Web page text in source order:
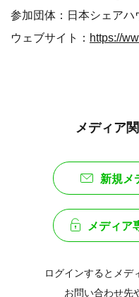
参加団体：日本シェアハ
ウェブサイト： https://
メディア
新規メ
メディア
ログインするとメデ
お問い合わせ先